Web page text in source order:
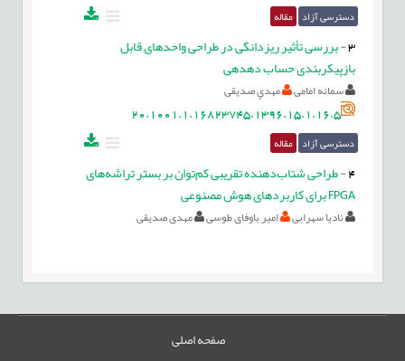
دسترسی آزاد مقاله
3
-بررسی تأثیر ریزدانگی در طراحی واحدهای قابل
بازپیکربندی حساب دهدهی
سمانه امامی مهدي صدیقی
20.1001.1.16823745.1396.15.1.16.5
دسترسی آزاد مقاله
4
-طراحی شتاب‌دهنده تقریبی کم‌توان بر بستر تراشه‌های
FPGA برای کاربردهای هوش مصنوعی
نادیا سهرابی امیر باوفای طوسی مهدی صدیقی
صفحه اصلی